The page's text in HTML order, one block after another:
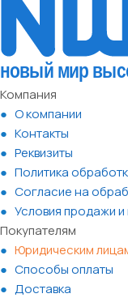
Компания
О компании
Контакты
Реквизиты
Политика
Согласие на
Условия продажи
Покупателям
Юридическим
Способы оплаты
Доставка